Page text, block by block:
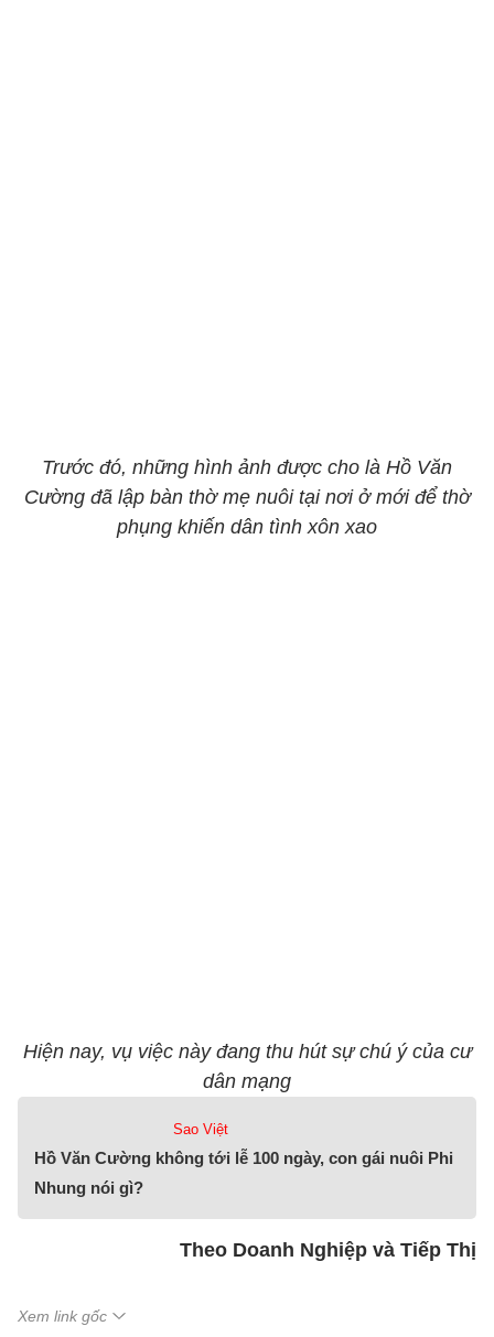
Trước đó, những hình ảnh được cho là Hồ Văn
Cường đã lập bàn thờ mẹ nuôi tại nơi ở mới để thờ
phụng khiến dân tình xôn xao
Hiện nay, vụ việc này đang thu hút sự chú ý của cư
dân mạng
Sao Việt
Hồ Văn Cường không tới lễ 100 ngày, con gái nuôi Phi
Nhung nói gì?
Theo Doanh Nghiệp và Tiếp Thị
Xem link gốc